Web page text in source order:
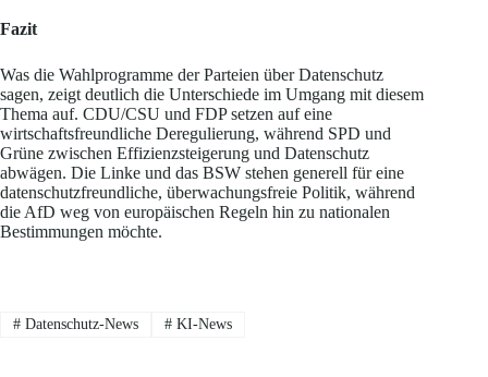
Fazit
Was die Wahlprogramme der Parteien über Datenschutz
sagen, zeigt deutlich die Unterschiede im Umgang mit diesem
Thema auf. CDU/CSU und FDP setzen auf eine
wirtschaftsfreundliche Deregulierung, während SPD und
Grüne zwischen Effizienzsteigerung und Datenschutz
abwägen. Die Linke und das BSW stehen generell für eine
datenschutzfreundliche, überwachungsfreie Politik, während
die AfD weg von europäischen Regeln hin zu nationalen
Bestimmungen möchte.
#Datenschutz-News #KI-News